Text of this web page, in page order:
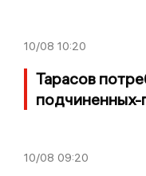
10/08 10:20
Тарасов
10/08 09:20